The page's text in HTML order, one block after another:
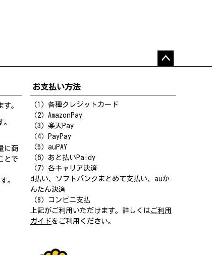
ップ
す。
に商
とで
。
お支払い方法
（1）各種クレジットカード
（2）AmazonPay
（3）楽天Pay
（4）PayPay
（5）auPAY
（6）あと払いPaidy
（7）各キャリア決済
d払い、ソフトバンクまとめて支払い、auか
んたん決済
（8）コンビニ支払
上記がご利用いただけます。詳しくは ご利用
ガイドをご利用ください。